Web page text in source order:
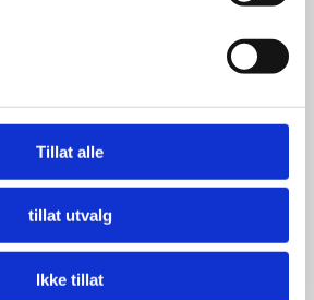
Tillat alle
tillat utvalg
Ikke tillat